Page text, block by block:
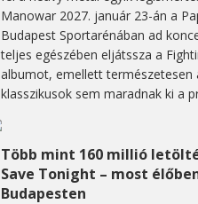
Manowar 2027. január 23-án a
Budapest Sportarénában ad
teljes egészében eljátssza a
albumot, emellett természetesen
klasszikusok sem maradnak ki a
Több mint 160 millió
Save Tonight – most
Budapesten